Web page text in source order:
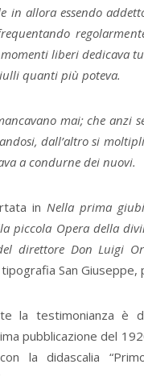
in allora essendo
liberi dedicava
quanti più poteva.
mai; che anzi
dall’altro si
a condurne dei nuovi.
in Nella prima
piccola Opera della
direttore Don Luigi
San Giuseppe,
la testimonianza è
pubblicazione del
la didascalia